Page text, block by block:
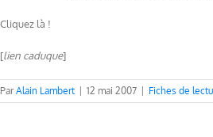
Cliquez là !
[lien caduque]
ParAlain Lambert 12 mai 2007 Fiches de